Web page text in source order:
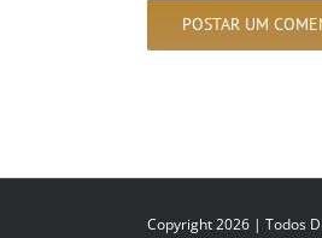
Copyright 2026 | Todos